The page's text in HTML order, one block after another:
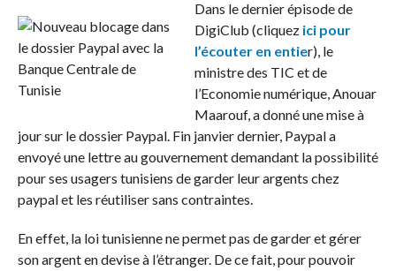
Dans le dernier épisode de
DigiClub (cliquez ici pour
l’écouter en entier), le
ministre des TIC et de
l’Economie numérique, Anouar
Maarouf, a donné une mise à
jour sur le dossier Paypal. Fin janvier dernier, Paypal a
envoyé une lettre au gouvernement demandant la possibilité
pour ses usagers tunisiens de garder leur argents chez
paypal et les réutiliser sans contraintes.
En effet, la loi tunisienne ne permet pas de garder et gérer
son argent en devise à l’étranger. De ce fait, pour pouvoir